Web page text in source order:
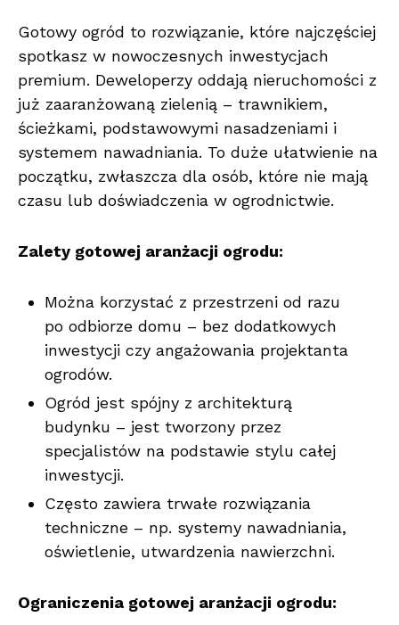
Gotowy ogród to rozwiązanie, które najczęściej
spotkasz w nowoczesnych inwestycjach
premium. Deweloperzy oddają nieruchomości z
już zaaranżowaną zielenią – trawnikiem,
ścieżkami, podstawowymi nasadzeniami i
systemem nawadniania. To duże ułatwienie na
początku, zwłaszcza dla osób, które nie mają
czasu lub doświadczenia w ogrodnictwie.
Zalety gotowej aranżacji ogrodu:
Można korzystać z przestrzeni od razu
po odbiorze domu – bez dodatkowych
inwestycji czy angażowania projektanta
ogrodów.
Ogród jest spójny z architekturą
budynku – jest tworzony przez
specjalistów na podstawie stylu całej
inwestycji.
Często zawiera trwałe rozwiązania
techniczne – np. systemy nawadniania,
oświetlenie, utwardzenia nawierzchni.
Ograniczenia gotowej aranżacji ogrodu: